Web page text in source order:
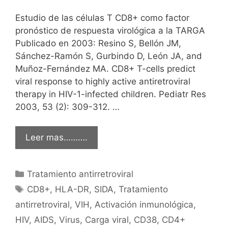
Estudio de las células T CD8+ como factor
pronóstico de respuesta virológica a la TARGA
Publicado en 2003: Resino S, Bellón JM,
Sánchez-Ramón S, Gurbindo D, León JA, and
Muñoz-Fernández MA. CD8+ T-cells predict
viral response to highly active antiretroviral
therapy in HIV-1-infected children. Pediatr Res
2003, 53 (2): 309-312. …
Leer mas……….
Categorías
Tratamiento antirretroviral
Etiquetas
CD8+, HLA-DR, SIDA,Tratamiento
antirretroviral, VIH, Activación inmunológica,
HIV, AIDS, Virus, Carga viral, CD38, CD4+